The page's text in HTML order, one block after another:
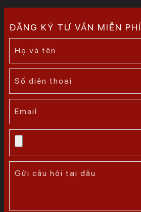
ĐĂNG KÝ TƯ VẤN MIỄN PHÍ